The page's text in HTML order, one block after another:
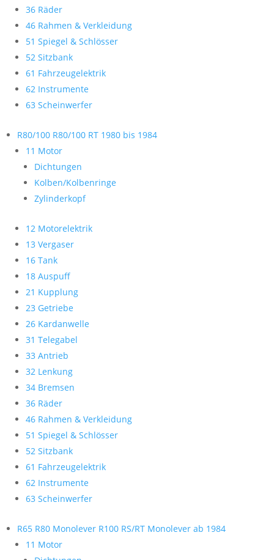
36 Räder
46 Rahmen & Verkleidung
51 Spiegel & Schlösser
52 Sitzbank
61 Fahrzeugelektrik
62 Instrumente
63 Scheinwerfer
R80/100 R80/100 RT 1980 bis 1984
11 Motor
Dichtungen
Kolben/Kolbenringe
Zylinderkopf
12 Motorelektrik
13 Vergaser
16 Tank
18 Auspuff
21 Kupplung
23 Getriebe
26 Kardanwelle
31 Telegabel
33 Antrieb
32 Lenkung
34 Bremsen
36 Räder
46 Rahmen & Verkleidung
51 Spiegel & Schlösser
52 Sitzbank
61 Fahrzeugelektrik
62 Instrumente
63 Scheinwerfer
R65 R80 Monolever R100 RS/RT Monolever ab 1984
11 Motor